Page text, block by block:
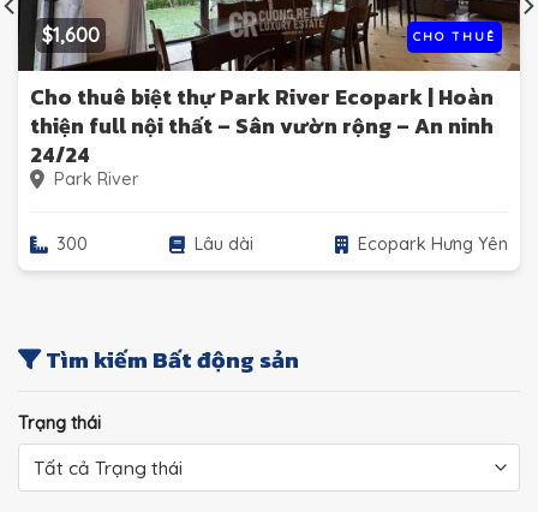
$1,600 CHO THUÊ
Cho thuê biệt thự Park River Ecopark | Hoàn
thiện full nội thất – Sân vườn rộng – An ninh
24/24
Park River
300 Lâu dài Ecopark Hưng Yên
Tìm kiếm Bất động sản
Trạng thái